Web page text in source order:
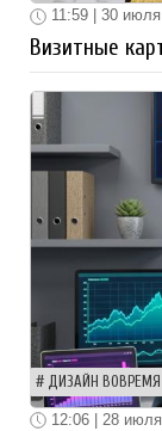
11:59 | 30 июля
Визитные
ДИЗАЙН ВОВРЕМЯ
12:06 | 28 июля